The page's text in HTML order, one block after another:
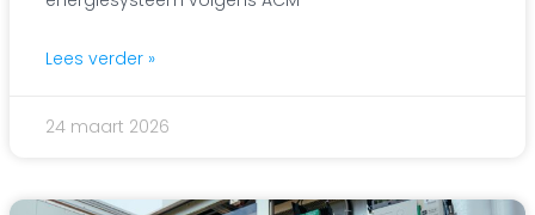
Lees verder »
24 maart 2026